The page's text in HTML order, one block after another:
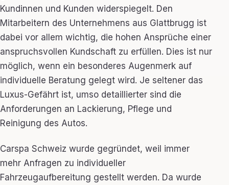
Kundinnen und Kunden widerspiegelt. Den
Mitarbeitern des Unternehmens aus Glattbrugg ist
dabei vor allem wichtig, die hohen Ansprüche einer
anspruchsvollen Kundschaft zu erfüllen. Dies ist nur
möglich, wenn ein besonderes Augenmerk auf
individuelle Beratung gelegt wird. Je seltener das
Luxus-Gefährt ist, umso detaillierter sind die
Anforderungen an Lackierung, Pflege und
Reinigung des Autos.
Carspa Schweiz wurde gegründet, weil immer
mehr Anfragen zu individueller
Fahrzeugaufbereitung gestellt werden. Da wurde